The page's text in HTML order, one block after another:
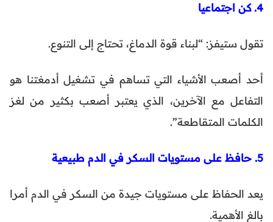
4. كن اجتماعيا
تقول ستيفز: “لبناء قوة الدماغ، تحتاج إلى التنوع.
أحد أصعب الأشياء التي تساهم في تشغيل أدمغتنا هو
التفاعل مع الآخرين، الذي يعتبر أصعب بكثير من لغز
الكلمات المتقاطعة”.
5. حافظ على مستويات السكر في الدم طبيعية
يعد الحفاظ على مستويات جيدة من السكر في الدم أمرا
بالغ الأهمية.